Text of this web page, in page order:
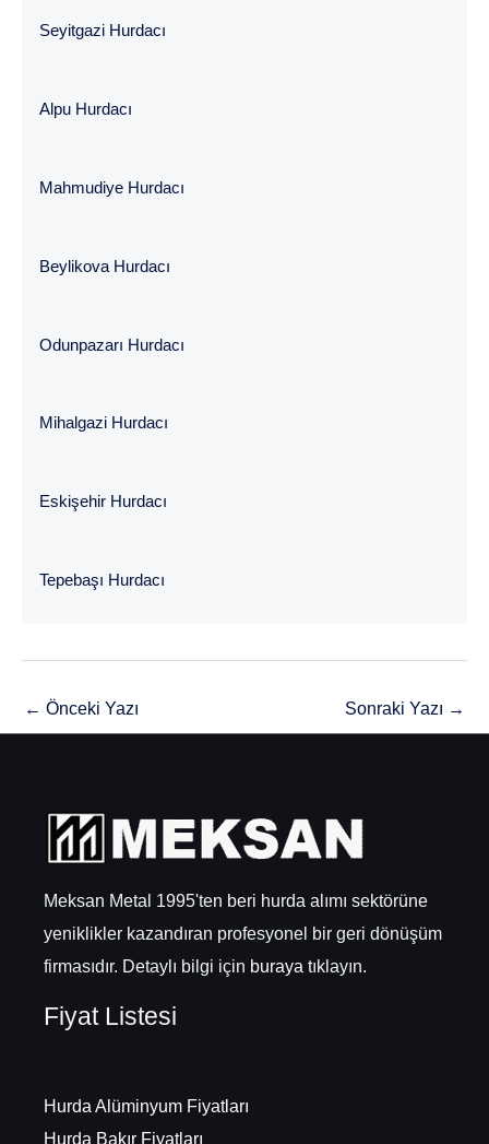
Seyitgazi Hurdacı
Alpu Hurdacı
Mahmudiye Hurdacı
Beylikova Hurdacı
Odunpazarı Hurdacı
Mihalgazi Hurdacı
Eskişehir Hurdacı
Tepebaşı Hurdacı
← Önceki Yazı Sonraki Yazı →
Meksan Metal 1995'ten beri hurda alımı sektörüne
yeniklikler kazandıran profesyonel bir geri dönüşüm
firmasıdır. Detaylı bilgi için buraya tıklayın.
Fiyat Listesi
Hurda Alüminyum Fiyatları
Hurda Bakır Fiyatları